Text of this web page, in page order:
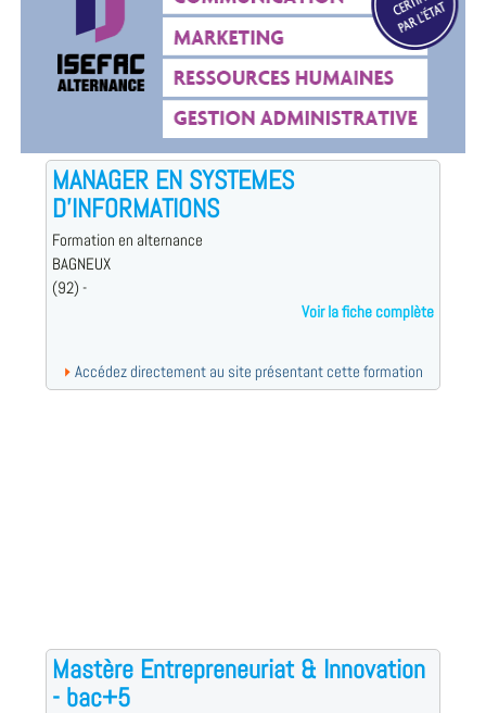
MANAGER EN SYSTEMES
D'INFORMATIONS
Formation en alternance
BAGNEUX
(92) -
Voir la fiche complète
Accédez directement au site présentant cette formation
Mastère Entrepreneuriat & Innovation
- bac+5